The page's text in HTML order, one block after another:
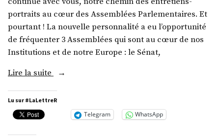
portraits au cœur des Assemblées Parlementaires. Et
pourtant ! La nouvelle personnalité a eu l’opportunité
de fréquenter 3 Assemblées qui sont au cœur de nos
Institutions et de notre Europe : le Sénat,
Lire la suite « M.
Fournier »
Lu sur #LaLettreR
Telegram WhatsApp